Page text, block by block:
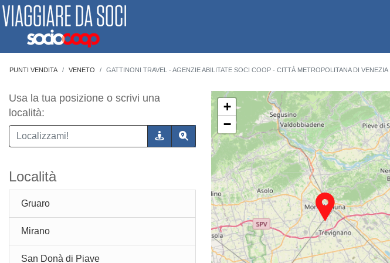
PUNTI VENDITA VENETO GATTINONI TRAVEL - AGENZIE ABILITATE SOCI COOP - CITTÀ METROPOLITANA DI VENEZIA
Usa la tua posizione o scrivi una
località:
Località
Gruaro
Mirano
San Donà di Piave
+
−